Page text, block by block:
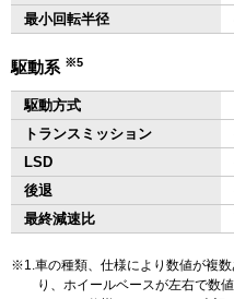
最小回転半径
駆動系 ※5
駆動方式
トランスミッション
LSD
後退
最終減速比
1.車の種類、仕様により数値が複
り、ホイールベースが左右で数